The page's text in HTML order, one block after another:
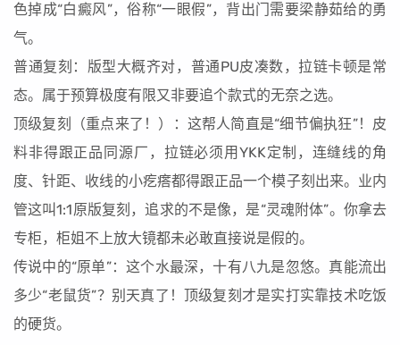
色掉成“白癜风”，俗称“一眼假”，背出门需要梁静茹给的勇
气。
普通复刻：版型大概齐对，普通PU皮凑数，拉链卡顿是常
态。属于预算极度有限又非要追个款式的无奈之选。
顶级复刻（重点来了！）：这帮人简直是“细节偏执狂”！皮
料非得跟正品同源厂，拉链必须用YKK定制，连缝线的角
度、针距、收线的小疙瘩都得跟正品一个模子刻出来。业内
管这叫1:1原版复刻，追求的不是像，是“灵魂附体”。你拿去
专柜，柜姐不上放大镜都未必敢直接说是假的。
传说中的“原单”：这个水最深，十有八九是忽悠。真能流出
多少“老鼠货”？别天真了！顶级复刻才是实打实靠技术吃饭
的硬货。